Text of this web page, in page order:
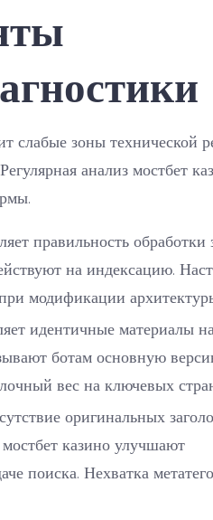
слабые зоны технической
анализ мостбет
правильность обработки
на индексацию.
модификации
идентичные материалы
ботам основную
вес на ключевых
оригинальных
казино улучшают
поиска. Нехватка